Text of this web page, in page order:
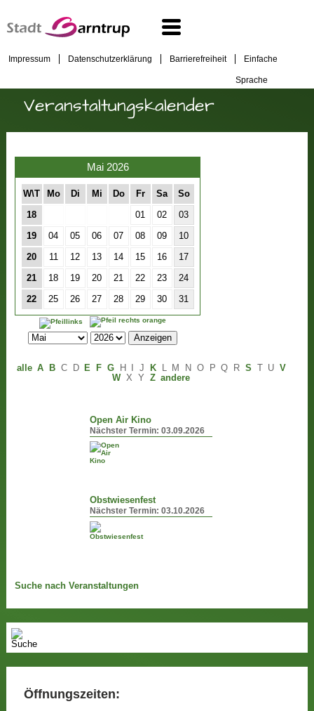
Impressum Datenschutzerklärung Barrierefreiheit Einfache
Sprache
Veranstaltungskalender
Mai 2026
W\T Mo Di Mi Do Fr Sa So
18 01 02 03
19 04 05 06 07 08 09 10
20 11 12 13 14 15 16 17
21 18 19 20 21 22 23 24
22 25 26 27 28 29 30 31
alle A B C D E F G H J K L M N O P Q R S U V
W X Y Z andere
Open Air Kino
Nächster Termin:03.09.2026
Obstwiesenfest
Nächster Termin:03.10.2026
Suche nach Veranstaltungen
Öffnungszeiten: